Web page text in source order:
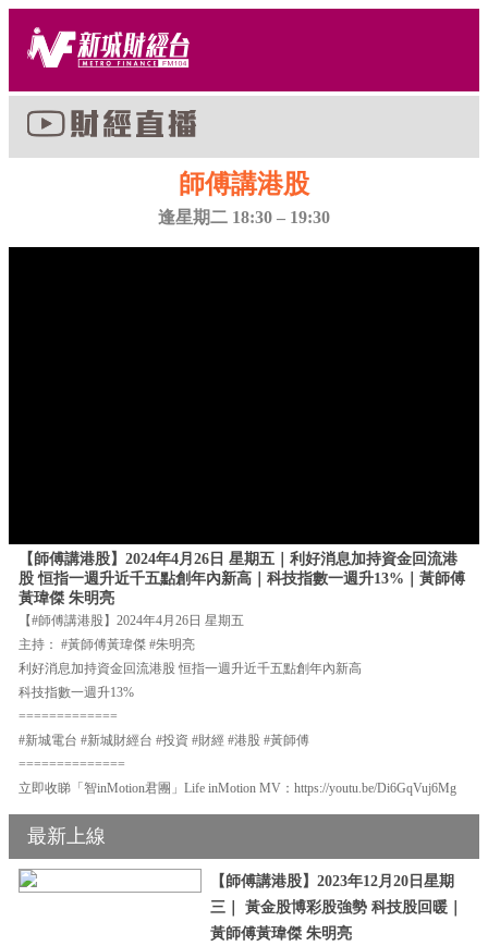
師傅講港股
逢星期二 18:30 – 19:30
【師傅講港股】2024年4月26日 星期五｜利好消息加持資金回流港
股 恒指一週升近千五點創年內新高｜科技指數一週升13%｜黃師傅
黃瑋傑 朱明亮
【#師傅講港股】2024年4月26日 星期五
主持： #黃師傅黃瑋傑 #朱明亮
利好消息加持資金回流港股 恒指一週升近千五點創年內新高
科技指數一週升13%
=============
#新城電台 #新城財經台 #投資 #財經 #港股 #黃師傅
==============
立即收睇「智inMotion君團」Life inMotion MV：https://youtu.be/Di6GqVuj6Mg
最新上線
【師傅講港股】2023年12月20日星期
三｜ 黃金股博彩股強勢 科技股回暖｜
黃師傅黃瑋傑 朱明亮